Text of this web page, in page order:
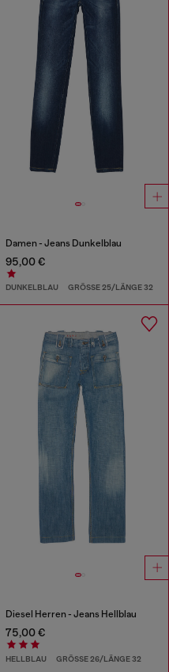
Damen - Jeans Dunkelblau
95,00 €
DUNKELBLAU GRÖSSE 25/LÄNGE 32
Diesel Herren - Jeans Hellblau
75,00 €
HELLBLAU GRÖSSE 26/LÄNGE 32